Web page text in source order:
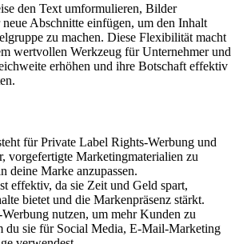
den Text umformulieren, Bilder
Abschnitte einfügen, um den Inhalt
zu machen. Diese Flexibilität macht
wertvollen Werkzeug für Unternehmer und
erhöhen und ihre Botschaft effektiv
für Private Label Rights-Werbung und
vorgefertigte Marketingmaterialien zu
deine Marke anzupassen.
effektiv, da sie Zeit und Geld spart,
bietet und die Markenpräsenz stärkt.
nutzen, um mehr Kunden zu
du sie für Social Media, E-Mail-Marketing